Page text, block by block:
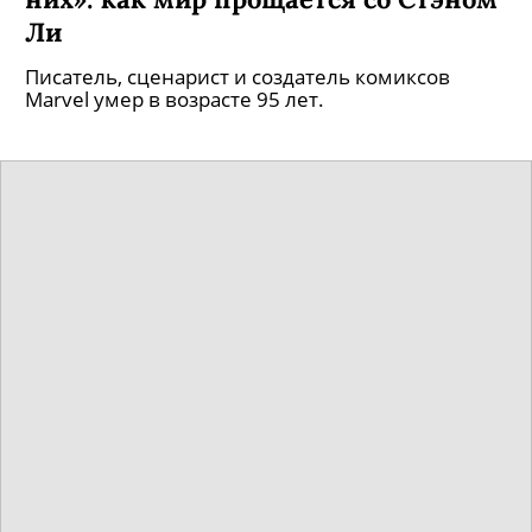
огромно»: создатель фестиваля
«Старкон» – о том, что мы потеряли
после смерти Стэна Ли